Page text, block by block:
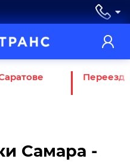
Переезд
Самара -